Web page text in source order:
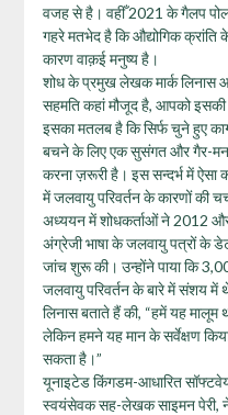
वजह से है। वहीँ 2021 के गैलप पोल
गहरे मतभेद है कि औद्योगिक क्रांति
कारण वाक़ई मनुष्य है।
शोध के प्रमुख लेखक मार्क
सहमति कहां मौजूद है, आपको इसकी
इसका मतलब है कि सिर्फ चुने हुए
बचने के लिए एक सुसंगत और गैर-
करना ज़रूरी है। इस सन्दर्भ में ऐसा
में जलवायु परिवर्तन के कारणों की
अध्ययन में शोधकर्ताओं ने 2012
अंग्रेजी भाषा के जलवायु पत्रों के
जांच शुरू की। उन्होंने पाया कि
जलवायु परिवर्तन के बारे में संशय में
लिनास बताते हैं की, “हमें यह
लेकिन हमने यह मान के सर्वेक्षण
सकता है।”
यूनाइटेड किंगडम-आधारित
स्वयंसेवक सह-लेखक साइमन पेरी, ने